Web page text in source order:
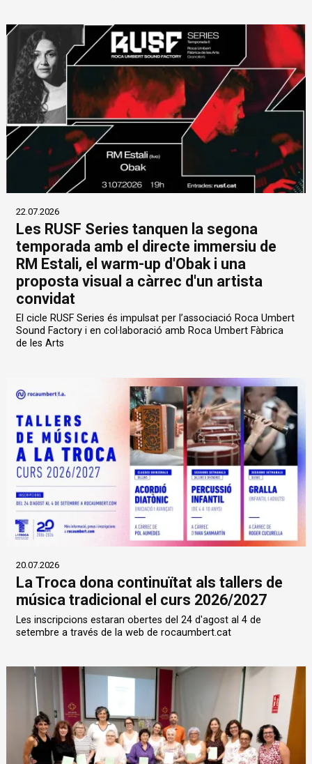
22.07.2026
Les RUSF Series tanquen la segona
temporada amb el directe immersiu de
RM Estali, el warm-up d'Obak i una
proposta visual a càrrec d'un artista
convidat
El cicle RUSF Series és impulsat per l’associació Roca Umbert
Sound Factory i en col·laboració amb Roca Umbert Fàbrica
de les Arts
20.07.2026
La Troca dona continuïtat als tallers de
música tradicional el curs 2026/2027
Les inscripcions estaran obertes del 24 d'agost al 4 de
setembre a través de la web de rocaumbert.cat